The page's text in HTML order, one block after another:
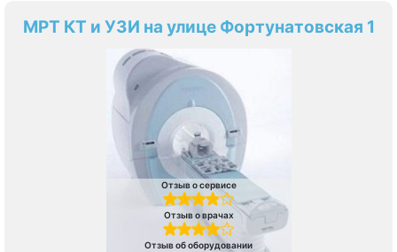
МРТ КТ и УЗИ на улице Фортунатовская 1
Отзыв о сервисе
Отзыв о врачах
Отзыв об оборудовании